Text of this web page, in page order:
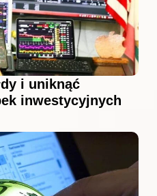
i uniknąć
inwestycyjnych